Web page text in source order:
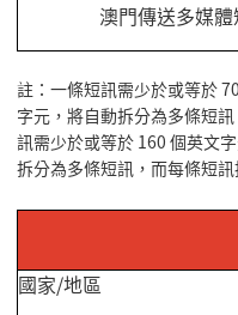
澳門傳送多媒
註： 一條短訊需少於或等於
字元，將自動拆分為多條短
訊需少於或等於 160 個英文
拆分為多條短訊，而每條短訊
國家/地區